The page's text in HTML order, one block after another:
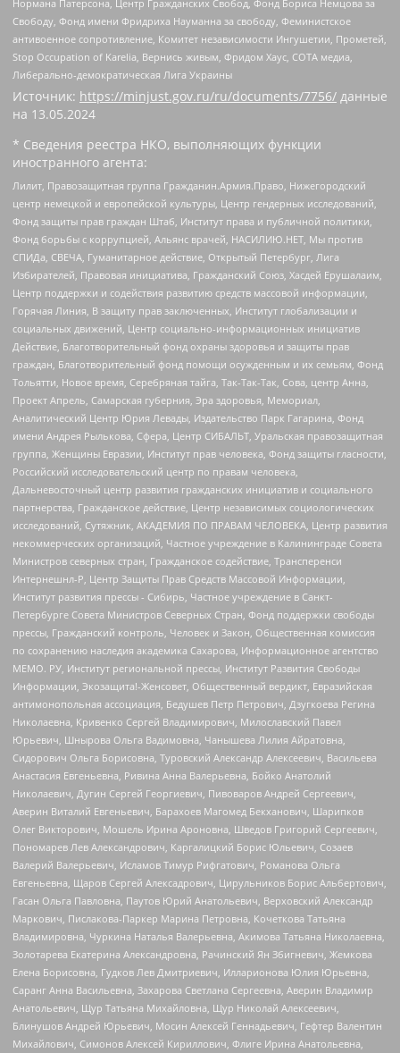
Нормана Патерсона, Центр Гражданских Свобод, Фонд Бориса Немцова за
Свободу, Фонд имени Фридриха Науманна за свободу, Феминистское
антивоенное сопротивление, Комитет независимости Ингушетии, Прометей,
Stop Occupation of Karelia, Вернись живым, Фридом Хаус, СОТА медиа,
Либерально-демократическая Лига Украины
Источник: https://minjust.gov.ru/ru/documents/7756/ данные
на 13.05.2024
* Сведения реестра НКО, выполняющих функции
иностранного агента:
Лилит, Правозащитная группа Гражданин.Армия.Право, Нижегородский
центр немецкой и европейской культуры, Центр гендерных исследований,
Фонд защиты прав граждан Штаб, Институт права и публичной политики,
Фонд борьбы с коррупцией, Альянс врачей, НАСИЛИЮ.НЕТ, Мы против
СПИДа, СВЕЧА, Гуманитарное действие, Открытый Петербург, Лига
Избирателей, Правовая инициатива, Гражданский Союз, Хасдей Ерушалаим,
Центр поддержки и содействия развитию средств массовой информации,
Горячая Линия, В защиту прав заключенных, Институт глобализации и
социальных движений, Центр социально-информационных инициатив
Действие, Благотворительный фонд охраны здоровья и защиты прав
граждан, Благотворительный фонд помощи осужденным и их семьям, Фонд
Тольятти, Новое время, Серебряная тайга, Так-Так-Так, Сова, центр Анна,
Проект Апрель, Самарская губерния, Эра здоровья, Мемориал,
Аналитический Центр Юрия Левады, Издательство Парк Гагарина, Фонд
имени Андрея Рылькова, Сфера, Центр СИБАЛЬТ, Уральская правозащитная
группа, Женщины Евразии, Институт прав человека, Фонд защиты гласности,
Российский исследовательский центр по правам человека,
Дальневосточный центр развития гражданских инициатив и социального
партнерства, Гражданское действие, Центр независимых социологических
исследований, Сутяжник, АКАДЕМИЯ ПО ПРАВАМ ЧЕЛОВЕКА, Центр развития
некоммерческих организаций, Частное учреждение в Калининграде Совета
Министров северных стран, Гражданское содействие, Трансперенси
Интернешнл-Р, Центр Защиты Прав Средств Массовой Информации,
Институт развития прессы - Сибирь, Частное учреждение в Санкт-
Петербурге Совета Министров Северных Стран, Фонд поддержки свободы
прессы, Гражданский контроль, Человек и Закон, Общественная комиссия
по сохранению наследия академика Сахарова, Информационное агентство
МЕМО. РУ, Институт региональной прессы, Институт Развития Свободы
Информации, Экозащита!-Женсовет, Общественный вердикт, Евразийская
антимонопольная ассоциация, Бедушев Петр Петрович, Дзугкоева Регина
Николаевна, Кривенко Сергей Владимирович, Милославский Павел
Юрьевич, Шнырова Ольга Вадимовна, Чанышева Лилия Айратовна,
Сидорович Ольга Борисовна, Туровский Александр Алексеевич, Васильева
Анастасия Евгеньевна, Ривина Анна Валерьевна, Бойко Анатолий
Николаевич, Дугин Сергей Георгиевич, Пивоваров Андрей Сергеевич,
Аверин Виталий Евгеньевич, Барахоев Магомед Бекханович, Шарипков
Олег Викторович, Мошель Ирина Ароновна, Шведов Григорий Сергеевич,
Пономарев Лев Александрович, Каргалицкий Борис Юльевич, Созаев
Валерий Валерьевич, Исламов Тимур Рифгатович, Романова Ольга
Евгеньевна, Щаров Сергей Алексадрович, Цирульников Борис Альбертович,
Гасан Ольга Павловна, Паутов Юрий Анатольевич, Верховский Александр
Маркович, Пислакова-Паркер Марина Петровна, Кочеткова Татьяна
Владимировна, Чуркина Наталья Валерьевна, Акимова Татьяна Николаевна,
Золотарева Екатерина Александровна, Рачинский Ян Збигневич, Жемкова
Елена Борисовна, Гудков Лев Дмитриевич, Илларионова Юлия Юрьевна,
Саранг Анна Васильевна, Захарова Светлана Сергеевна, Аверин Владимир
Анатольевич, Щур Татьяна Михайловна, Щур Николай Алексеевич,
Блинушов Андрей Юрьевич, Мосин Алексей Геннадьевич, Гефтер Валентин
Михайлович, Симонов Алексей Кириллович, Флиге Ирина Анатольевна,